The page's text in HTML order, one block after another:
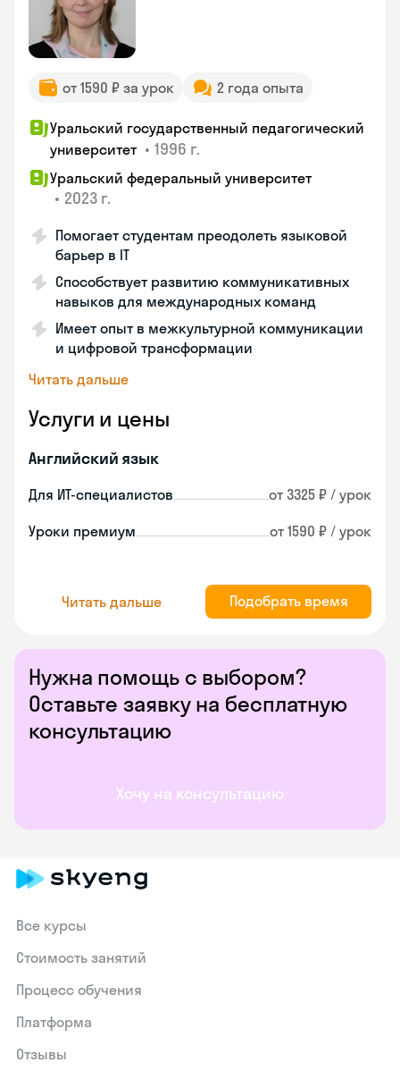
Нужна помощь с выбором?
Оставьте заявку на бесплатную
консультацию
Хочу на консультацию
от 1590 ₽ за урок 2 года опыта
Уральский государственный педагогический
университет • 1996 г.
Уральский федеральный университет
• 2023 г.
Помогает студентам преодолеть языковой
барьер в IT
Способствует развитию коммуникативных
навыков для международных команд
Имеет опыт в межкультурной коммуникации
и цифровой трансформации
Читать дальше
Услуги и цены
Английский язык
Для ИТ-специалистов от 3325 ₽ / урок
Уроки премиум от 1590 ₽ / урок
Читать дальше Подобрать время
Все курсы
Стоимость занятий
Процесс обучения
Платформа
Отзывы